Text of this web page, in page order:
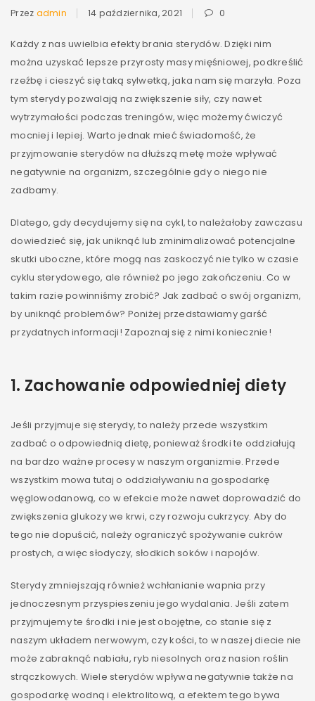
Przez admin 14 października, 2021 0
Każdy z nas uwielbia efekty brania sterydów. Dzięki nim
można uzyskać lepsze przyrosty masy mięśniowej, podkreślić
rzeźbę i cieszyć się taką sylwetką, jaka nam się marzyła. Poza
tym sterydy pozwalają na zwiększenie siły, czy nawet
wytrzymałości podczas treningów, więc możemy ćwiczyć
mocniej i lepiej. Warto jednak mieć świadomość, że
przyjmowanie sterydów na dłuższą metę może wpływać
negatywnie na organizm, szczególnie gdy o niego nie
zadbamy.
Dlatego, gdy decydujemy się na cykl, to należałoby zawczasu
dowiedzieć się, jak uniknąć lub zminimalizować potencjalne
skutki uboczne, które mogą nas zaskoczyć nie tylko w czasie
cyklu sterydowego, ale również po jego zakończeniu. Co w
takim razie powinniśmy zrobić? Jak zadbać o swój organizm,
by uniknąć problemów? Poniżej przedstawiamy garść
przydatnych informacji! Zapoznaj się z nimi koniecznie!
1. Zachowanie odpowiedniej diety
Jeśli przyjmuje się sterydy, to należy przede wszystkim
zadbać o odpowiednią dietę, ponieważ środki te oddziałują
na bardzo ważne procesy w naszym organizmie. Przede
wszystkim mowa tutaj o oddziaływaniu na gospodarkę
węglowodanową, co w efekcie może nawet doprowadzić do
zwiększenia glukozy we krwi, czy rozwoju cukrzycy. Aby do
tego nie dopuścić, należy ograniczyć spożywanie cukrów
prostych, a więc słodyczy, słodkich soków i napojów.
Sterydy zmniejszają również wchłanianie wapnia przy
jednoczesnym przyspieszeniu jego wydalania. Jeśli zatem
przyjmujemy te środki i nie jest obojętne, co stanie się z
naszym układem nerwowym, czy kości, to w naszej diecie nie
może zabraknąć nabiału, ryb niesolnych oraz nasion roślin
strączkowych. Wiele sterydów wpływa negatywnie także na
gospodarkę wodną i elektrolitową, a efektem tego bywa